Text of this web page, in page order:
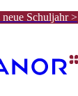
Schuljahr >